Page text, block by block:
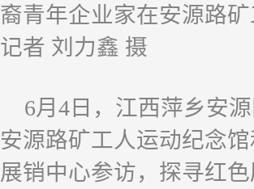
裔青年企业家在安源路
记者 刘力鑫 摄
6月4日，江西萍乡安
安源路矿工人运动纪念
展销中心参访，探寻红